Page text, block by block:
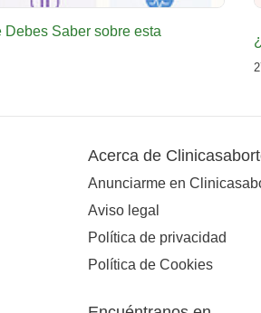
Debes Saber sobre esta
Acerca de
Anunciarme en
Aviso legal
Política de privacidad
Política de Cookies